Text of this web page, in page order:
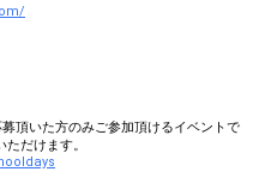
頂いた方のみご参加頂けるイベントで
だけます。